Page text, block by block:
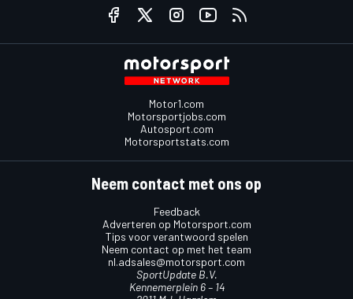
Motor1.com
Motorsportjobs.com
Autosport.com
Motorsportstats.com
Neem contact met ons op
Feedback
Adverteren op Motorsport.com
Tips voor verantwoord spelen
Neem contact op met het team
nl.adsales@motorsport.com
SportUpdate B.V.
Kennemerplein 6 – 14